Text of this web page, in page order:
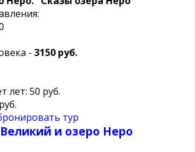
- 3150 руб.
лет: 50 руб.
и озеро Неро